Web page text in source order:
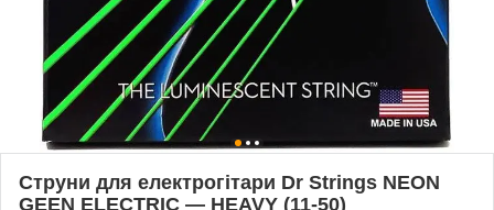
Струни для електрогітари Dr Strings NEON
GEEN ELECTRIC — HEAVY (11-50)